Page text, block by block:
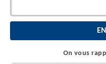
On vous